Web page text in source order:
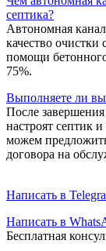
септика?
Автономная
качество
помощи
75%.
Выполняете ли
После
настроят септик
можем
договора на
Написать в
Написать в
Бесплатная